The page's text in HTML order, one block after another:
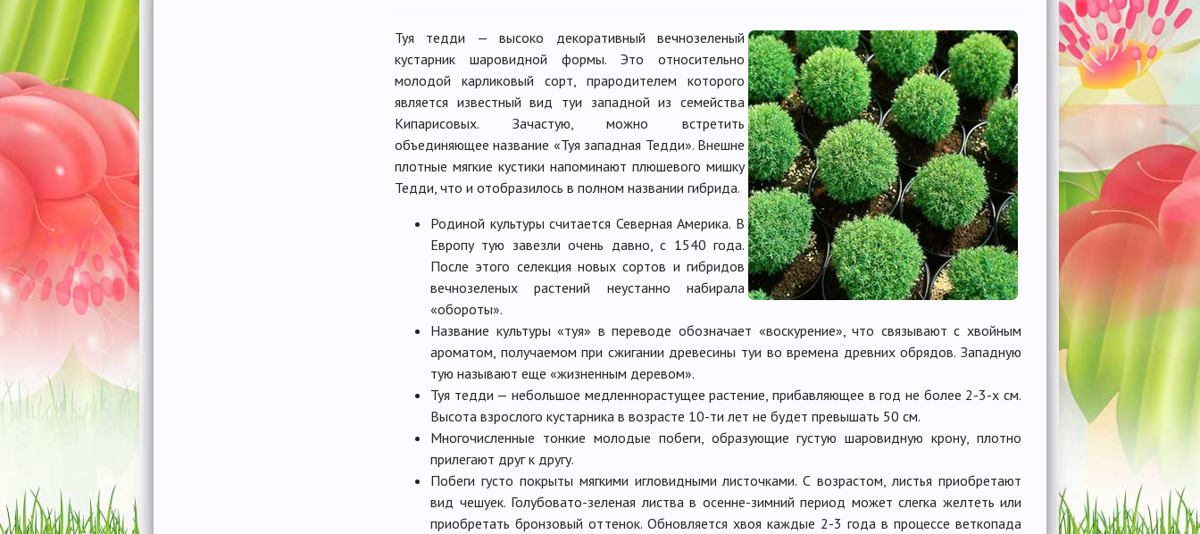
Туя тедди — высоко декоративный вечнозеленый
кустарник шаровидной формы. Это относительно
молодой карликовый сорт, прародителем которого
является известный вид туи западной из семейства
Кипарисовых. Зачастую, можно встретить
объединяющее название «Туя западная Тедди». Внешне
плотные мягкие кустики напоминают плюшевого мишку
Тедди, что и отобразилось в полном названии гибрида.
Родиной культуры считается Северная Америка. В
Европу тую завезли очень давно, с 1540 года.
После этого селекция новых сортов и гибридов
вечнозеленых растений неустанно набирала
«обороты».
Название культуры «туя» в переводе обозначает «воскурение», что связывают с хвойным
ароматом, получаемом при сжигании древесины туи во времена древних обрядов. Западную
тую называют еще «жизненным деревом».
Туя тедди — небольшое медленнорастущее растение, прибавляющее в год не более 2-3-х см.
Высота взрослого кустарника в возрасте 10-ти лет не будет превышать 50 см.
Многочисленные тонкие молодые побеги, образующие густую шаровидную крону, плотно
прилегают друг к другу.
Побеги густо покрыты мягкими игловидными листочками. С возрастом, листья приобретают
вид чешуек. Голубовато-зеленая листва в осенне-зимний период может слегка желтеть или
приобретать бронзовый оттенок. Обновляется хвоя каждые 2-3 года в процессе веткопада